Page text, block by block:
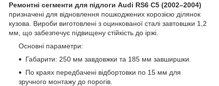
Ремонтні сегменти для підлоги Audi RS6 C5 (2002–2004)
призначені для відновлення пошкоджених корозією ділянок
кузова. Вироби виготовлені з оцинкованої сталі завтовшки 1,2
мм, що забезпечує підвищену стійкість до іржі.
Основні параметри:
Габарити: 250 мм завдовжки та 185 мм завширшки.
По краях передбачені відбортовки по 15 мм для
зручного монтажу до порогів.